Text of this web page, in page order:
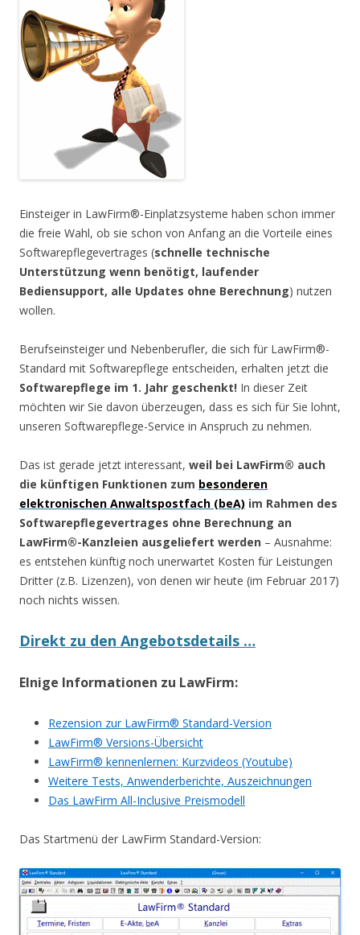
Einsteiger in LawFirm®-Einplatzsysteme haben schon immer
die freie Wahl, ob sie schon von Anfang an die Vorteile eines
Softwarepflegevertrages (schnelle technische
Unterstützung wenn benötigt, laufender
Bediensupport, alle Updates ohne Berechnung) nutzen
wollen.
Berufseinsteiger und Nebenberufler, die sich für LawFirm®-
Standard mit Softwarepflege entscheiden, erhalten jetzt die
Softwarepflege im 1. Jahr geschenkt! In dieser Zeit
möchten wir Sie davon überzeugen, dass es sich für Sie lohnt,
unseren Softwarepflege-Service in Anspruch zu nehmen.
Das ist gerade jetzt interessant, weil bei LawFirm® auch
die künftigen Funktionen zum besonderen
elektronischen Anwaltspostfach (beA) im Rahmen des
Softwarepflegevertrages ohne Berechnung an
LawFirm®-Kanzleien ausgeliefert werden – Ausnahme:
es entstehen künftig noch unerwartet Kosten für Leistungen
Dritter (z.B. Lizenzen), von denen wir heute (im Februar 2017)
noch nichts wissen.
Direkt zu den Angebotsdetails …
EInige Informationen zu LawFirm:
Rezension zur LawFirm® Standard-Version
LawFirm® Versions-Übersicht
LawFirm® kennenlernen: Kurzvideos (Youtube)
Weitere Tests, Anwenderberichte, Auszeichnungen
Das LawFirm All-Inclusive Preismodell
Das Startmenü der LawFirm Standard-Version: